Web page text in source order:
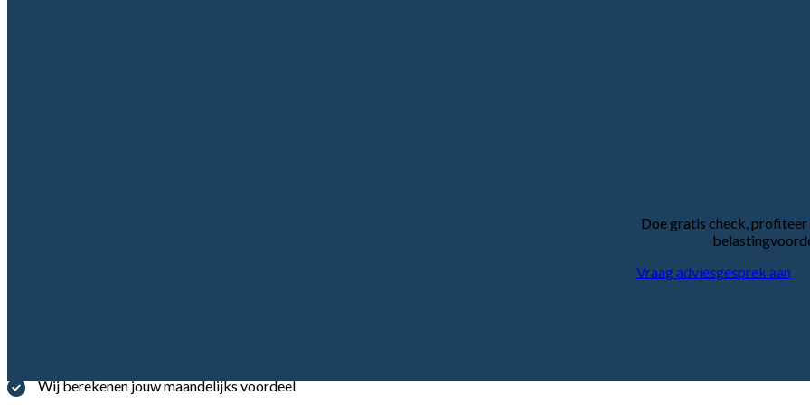
Doe gratis check, profiteer
Vraag adviesgesprek aan
Wij berekenen jouw maandelijks voordeel